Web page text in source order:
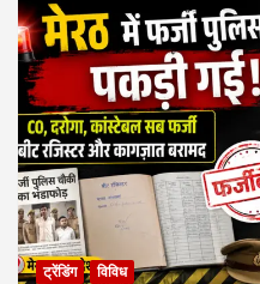
ट्रेंडिंग विविध